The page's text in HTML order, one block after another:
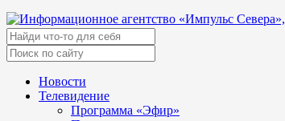
Новости
Телевидение
Программа «Эфир»